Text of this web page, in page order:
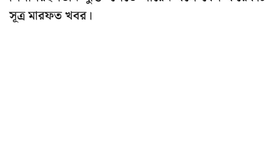
সূত্র মারফত খবর।